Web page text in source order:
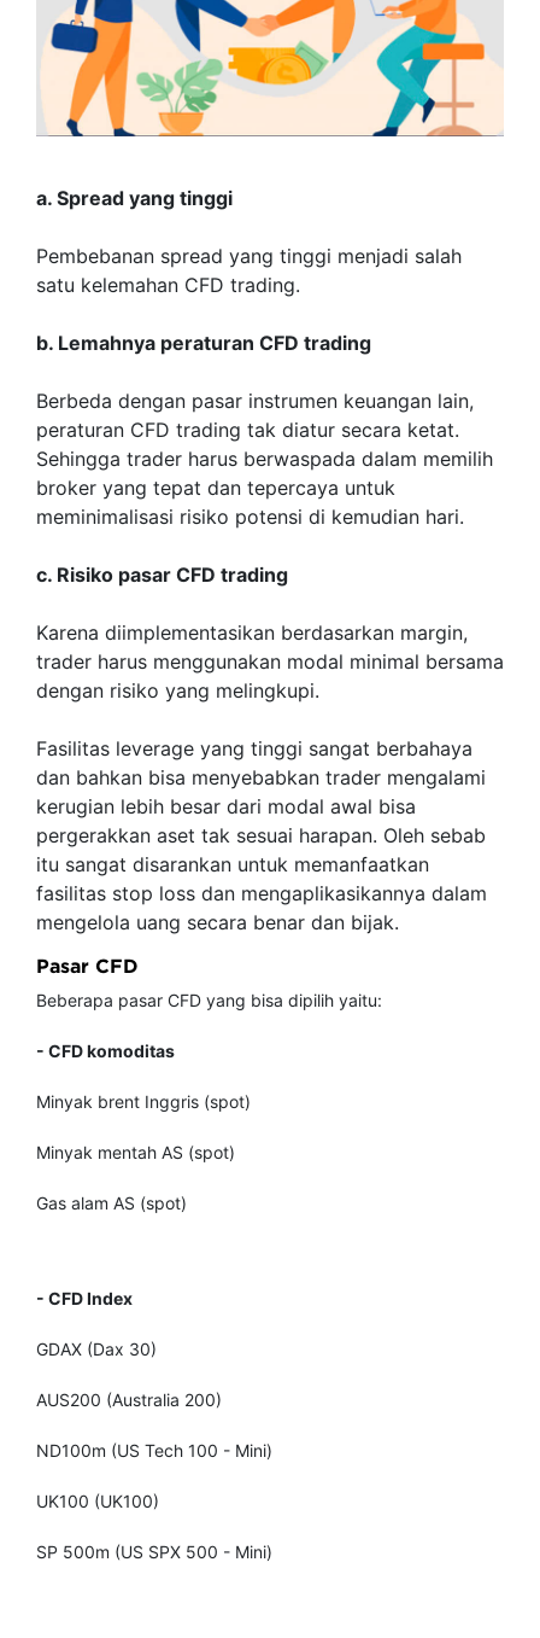
a. Spread yang tinggi
Pembebanan spread yang tinggi menjadi salah
satu kelemahan CFD trading.
b. Lemahnya peraturan CFD trading
Berbeda dengan pasar instrumen keuangan lain,
peraturan CFD trading tak diatur secara ketat.
Sehingga trader harus berwaspada dalam memilih
broker yang tepat dan tepercaya untuk
meminimalisasi risiko potensi di kemudian hari.
c. Risiko pasar CFD trading
Karena diimplementasikan berdasarkan margin,
trader harus menggunakan modal minimal bersama
dengan risiko yang melingkupi.
Fasilitas leverage yang tinggi sangat berbahaya
dan bahkan bisa menyebabkan trader mengalami
kerugian lebih besar dari modal awal bisa
pergerakkan aset tak sesuai harapan. Oleh sebab
itu sangat disarankan untuk memanfaatkan
fasilitas stop loss dan mengaplikasikannya dalam
mengelola uang secara benar dan bijak.
Pasar CFD
Beberapa pasar CFD yang bisa dipilih yaitu:
- CFD komoditas
Minyak brent Inggris (spot)
Minyak mentah AS (spot)
Gas alam AS (spot)
- CFD Index
GDAX (Dax 30)
AUS200 (Australia 200)
ND100m (US Tech 100 - Mini)
UK100 (UK100)
SP 500m (US SPX 500 - Mini)